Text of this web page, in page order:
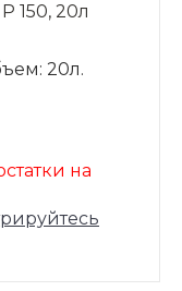
150, 20л
20л.
на